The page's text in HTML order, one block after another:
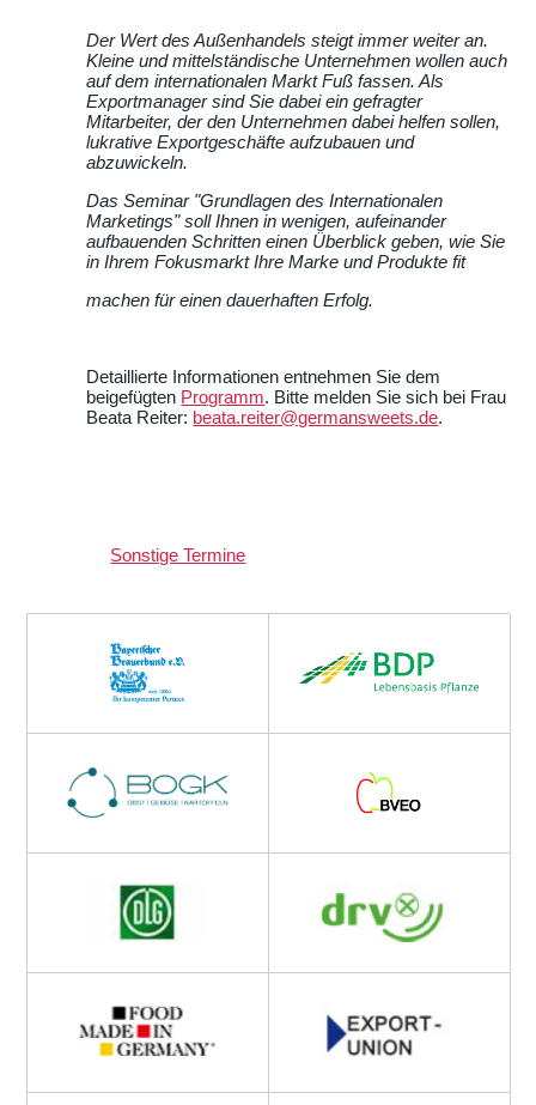
Der Wert des Außenhandels steigt immer weiter an.
Kleine und mittelständische Unternehmen wollen auch
auf dem internationalen Markt Fuß fassen. Als
Exportmanager sind Siedabei ein gefragter
Mitarbeiter, der den Unternehmen dabei helfen sollen,
lukrative Exportgeschäfte aufzubauen und
abzuwickeln.
Das Seminar Grundlagen des Internationalen
Marketings soll Ihnen in wenigen, aufeinander
aufbauenden Schritten einen Überblick geben, wie Sie
in Ihrem Fokusmarkt Ihre Marke und Produkte fit
machen für einen dauerhaften Erfolg.
Detaillierte Informationen entnehmen Sie dem
beigefügten Programm. Bitte melden Sie sich bei Frau
Beata Reiter: beata.reiter@germansweets.de.
Sonstige Termine